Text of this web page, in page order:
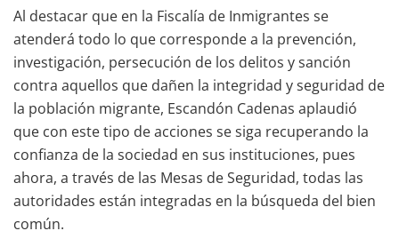
Al destacar que en la Fiscalía de Inmigrantes se
atenderá todo lo que corresponde a la prevención,
investigación, persecución de los delitos y sanción
contra aquellos que dañen la integridad y seguridad de
la población migrante, Escandón Cadenas aplaudió
que con este tipo de acciones se siga recuperando la
confianza de la sociedad en sus instituciones, pues
ahora, a través de las Mesas de Seguridad, todas las
autoridades están integradas en la búsqueda del bien
común.